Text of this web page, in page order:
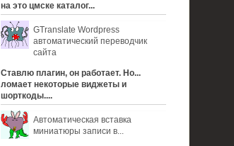
на это цмске каталог...
GTranslate Wordpress
автоматический переводчик
сайта
Ставлю плагин, он работает. Но...
ломает некоторые виджеты и
шорткоды....
Автоматическая вставка
миниатюры записи в...